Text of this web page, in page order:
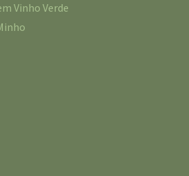
Vinho Verde